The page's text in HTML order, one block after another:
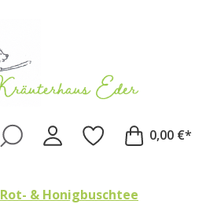
0,00 €*
Rot- & Honigbuschtee